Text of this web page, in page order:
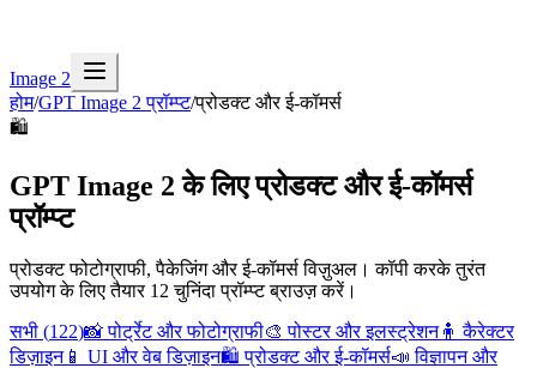
Image 2
होम/GPT Image 2 प्रॉम्प्ट/प्रोडक्ट और ई-कॉमर्स
🛍️
GPT Image 2 के लिए प्रोडक्ट और ई-कॉमर्स
प्रॉम्प्ट
प्रोडक्ट फोटोग्राफी, पैकेजिंग और ई-कॉमर्स विज़ुअल। कॉपी करके तुरंत
उपयोग के लिए तैयार 12 चुनिंदा प्रॉम्प्ट ब्राउज़ करें।
सभी (122)📸 पोर्ट्रेट और फोटोग्राफी🎨 पोस्टर और इलस्ट्रेशन🧍 कैरेक्टर
डिज़ाइन📱 UI और वेब डिज़ाइन🛍️ प्रोडक्ट और ई-कॉमर्स📣 विज्ञापन और